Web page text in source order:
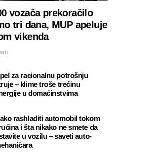
vozača prekoračilo
tri dana, MUP apeluje
vikenda
za racionalnu potrošnju
– klime troše trećinu
u domaćinstvima
rashladiti automobil tokom
i šta nikako ne smete da
u vozilu – saveti auto-